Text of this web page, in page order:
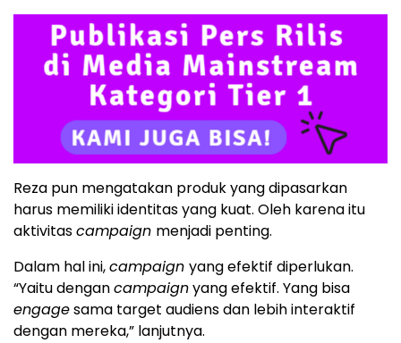
Reza pun mengatakan produk yang dipasarkan
harus memiliki identitas yang kuat. Oleh karena itu
aktivitascampaign menjadi penting.
Dalam hal ini,campaign yang efektif diperlukan.
“Yaitu dengancampaignyang efektif. Yang bisa
engagesama target audiens dan lebih interaktif
dengan mereka,” lanjutnya.